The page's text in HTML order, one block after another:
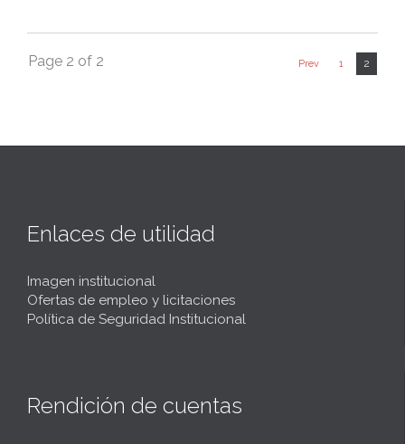
Page 2 of 2 Prev 1 2
Enlaces de utilidad
Imagen institucional
Ofertas de empleo y licitaciones
Política de Seguridad Institucional
Rendición de cuentas